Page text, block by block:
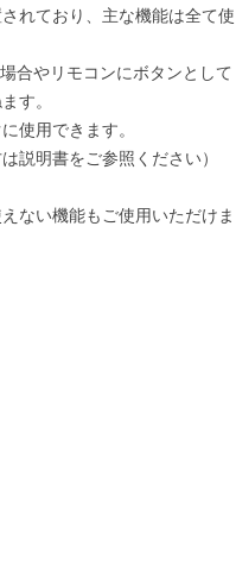
れており、主な機能は全て使
合やリモコンにボタンとして
す。
使用できます。
説明書をご参照ください）
ない機能もご使用いただけま